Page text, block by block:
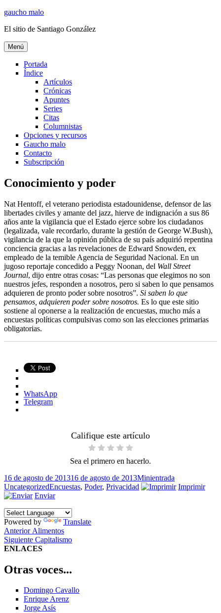
Ir
contenido
gaucho malo
El sitio de Santiago González
Menú
Portada
Índice
Artículos
Crónicas
Apuntes
Series
Citas
Columnistas
Opciones y recursos
Gaucho malo
Contacto
Subscripción
Conocimiento y poder
Nat Hentoff, el veterano periodista estadounidense, defensor de las
libertades civiles y amante del jazz, hierve de indignación a sus 86
años ante la vigilancia que el Estado ejerce sobre los ciudadanos
(legalizada, vale recordarlo, durante la gestión de George W.Bush),
vigilancia de la que la opinión pública de su país adquirió repentina
conciencia gracias a las revelaciones de Edward Snowden, ex
empleado de la temible Agencia de Seguridad Nacional. En un
jugoso reportaje concedido a Peggy Noonan, del Wall Street
Journal, dijo entre otras cosas: “Las personas que elegimos no son
nuestros jefes, responden a nosotros, pero si saben lo que pensamos
adquieren de pronto poder sobre nosotros”. Si saben lo que
pensamos, adquieren poder sobre nosotros. Es lo que este sitio
sostiene al oponerse a la realización de encuestas, mucho más a
encuestas políticas compulsivas como son las elecciones primarias
obligatorias.
WhatsApp
Telegram
Califique este artículo
Sea el primero en hacerlo.
Publicado
el
16 de agosto de 201316 de agosto de 2013Formato
Minientrada
UncategorizedEtiquetas
Encuestas, Poder, Privacidad
Imprimir
Enviar
Powered by Translate
Navegación
de
Anterior Entrada
anterior:
Alimentos
Siguiente Entrada
siguiente:
Capitalismo
ENLACES
Otras voces...
Domingo Cavallo
Enrique Arenz
Jorge Asís